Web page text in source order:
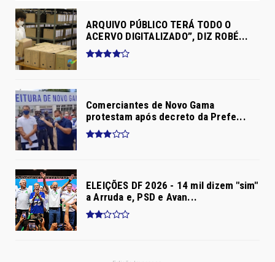
ARQUIVO PÚBLICO TERÁ TODO O
ACERVO DIGITALIZADO”, DIZ ROBÉ...
Comerciantes de Novo Gama
protestam após decreto da Prefe...
ELEIÇÕES DF 2026 - 14 mil dizem "sim"
a Arruda e, PSD e Avan...